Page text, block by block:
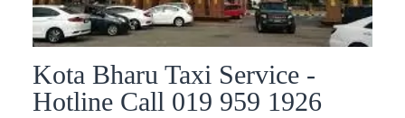
Kota Bharu Taxi Service -
Hotline Call 019 959 1926